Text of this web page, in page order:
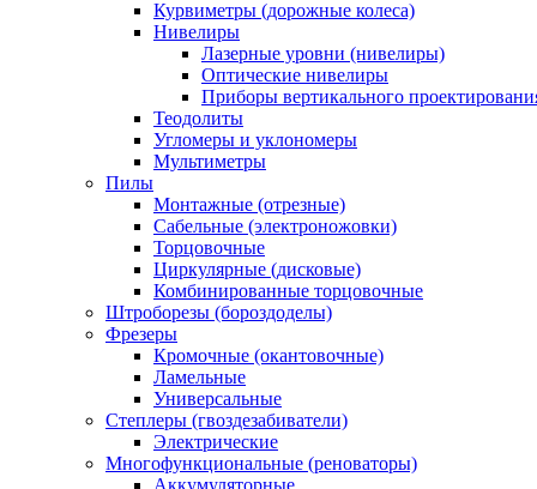
Курвиметры (дорожные колеса)
Нивелиры
Лазерные уровни (нивелиры)
Оптические нивелиры
Приборы вертикального
Теодолиты
Угломеры и уклономеры
Мультиметры
Пилы
Монтажные (отрезные)
Сабельные (электроножовки)
Торцовочные
Циркулярные (дисковые)
Комбинированные торцовочные
Штроборезы (бороздоделы)
Фрезеры
Кромочные (окантовочные)
Ламельные
Универсальные
Степлеры (гвоздезабиватели)
Электрические
Многофункциональные (реноваторы)
Аккумуляторные